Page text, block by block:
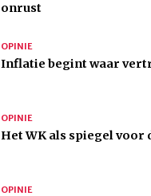
onrust
OPINIE
Inflatie begint waar
OPINIE
Het WK als spiegel voor
OPINIE